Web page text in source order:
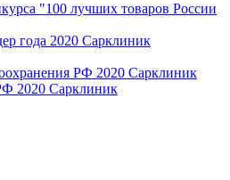
"100 лучших товаров России
года 2020 Сарклиник
РФ 2020 Сарклиник
2020 Сарклиник